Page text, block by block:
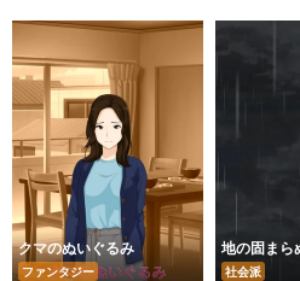
クマのぬいぐるみ
ファンタジー
地の固まら
社会派